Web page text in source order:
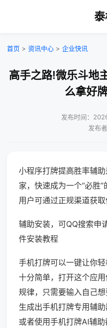
泰
首页 > 资讯中心 > 企业快讯
高手之路!微乐斗地
么拿好
发布时间：
发布
小程序打牌提高胜率辅
家，快速成为一个“必胜
用户可通过正规渠道获取
辅助安装，可QQ搜索
件安装教程
手机打牌可以一键让你
十分简单，打开这个应
规律，只需要输入自己
生成出手机打牌专用辅
或者使用手机打牌AI辅助